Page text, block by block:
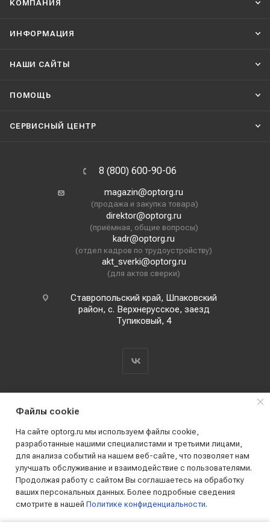
КОМПАНИЯ
ИНФОРМАЦИЯ
НАШИ CАЙТЫ
ПОМОЩЬ
СЕРВИСНЫЙ ЦЕНТР
8 (800) 600-90-06
magazin@optorg.ru
(продажа и закупка товара)
direktor@optorg.ru
(приёмная, общие вопросы)
kadr@optorg.ru
(отдел кадров по трудоустройству)
akt_sverki@optorg.ru
(для актов сверки)
Ставропольский край, Шпаковский
район, с. Верхнерусское, заезд
Тупиковый, 4
2019 - 2026 © АО КПК "Ставропольстройопторг"
Все права защищены
Файлы cookie
На сайте optorg.ru мы используем файлы cookie,
разработанные нашими специалистами и третьими лицами,
для анализа событий на нашем веб-сайте, что позволяет нам
улучшать обслуживание и взаимодействие с пользователями.
Продолжая работу с сайтом Вы соглашаетесь на обработку
ваших персональных данных. Более подробные сведения
смотрите в нашей Политике конфиденциальности.